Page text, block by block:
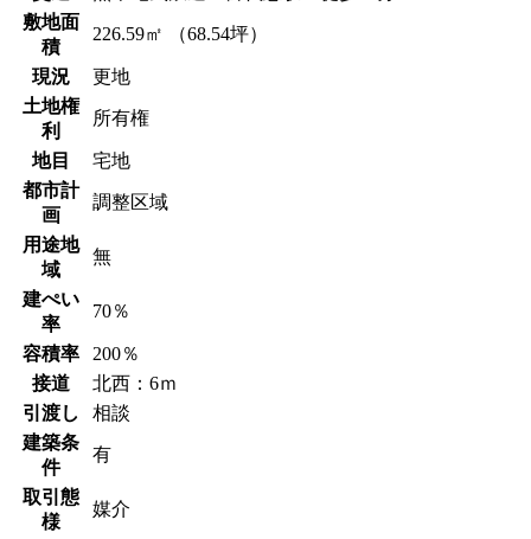
敷地面
積
226.59㎡ （68.54坪）
現況
更地
土地権
利
所有権
地目
宅地
都市計
画
調整区域
用途地
域
無
建ぺい
率
70％
容積率
200％
接道
北西：6ｍ
引渡し
相談
建築条
件
有
取引態
様
媒介